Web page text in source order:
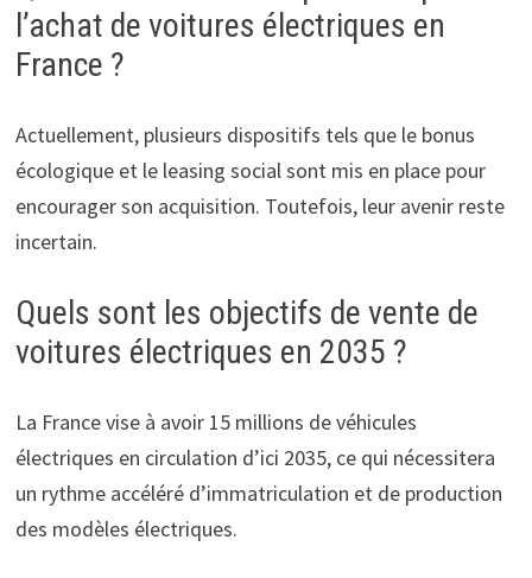
l’achat de voitures électriques en
France ?
Actuellement, plusieurs dispositifs tels que le bonus
écologique et le leasing social sont mis en place pour
encourager son acquisition. Toutefois, leur avenir reste
incertain.
Quels sont les objectifs de vente de
voitures électriques en 2035 ?
La France vise à avoir 15 millions de véhicules
électriques en circulation d’ici 2035, ce qui nécessitera
un rythme accéléré d’immatriculation et de production
des modèles électriques.